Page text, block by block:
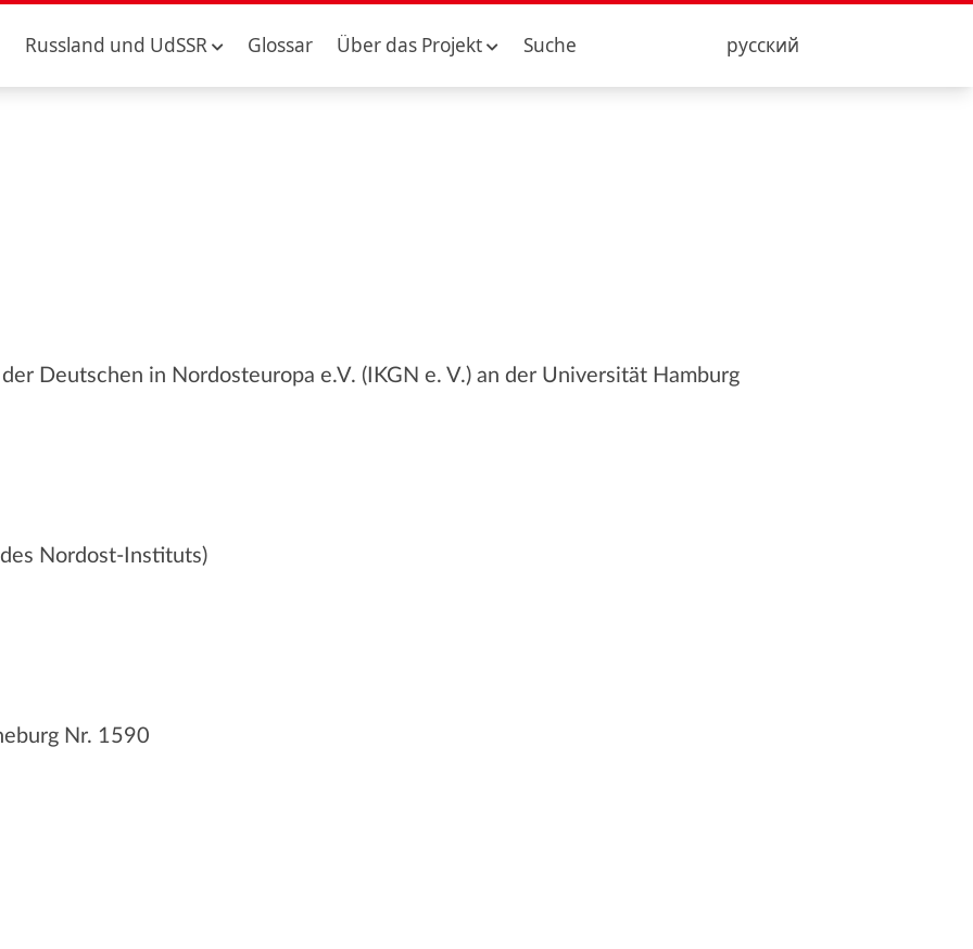
Russland und UdSSR Glossar Über das Projekt Suche русский
Deutschen in Nordosteuropa e.V. (IKGN e. V.) an der Universität Hamburg
Nordost-Instituts)
Nr. 1590